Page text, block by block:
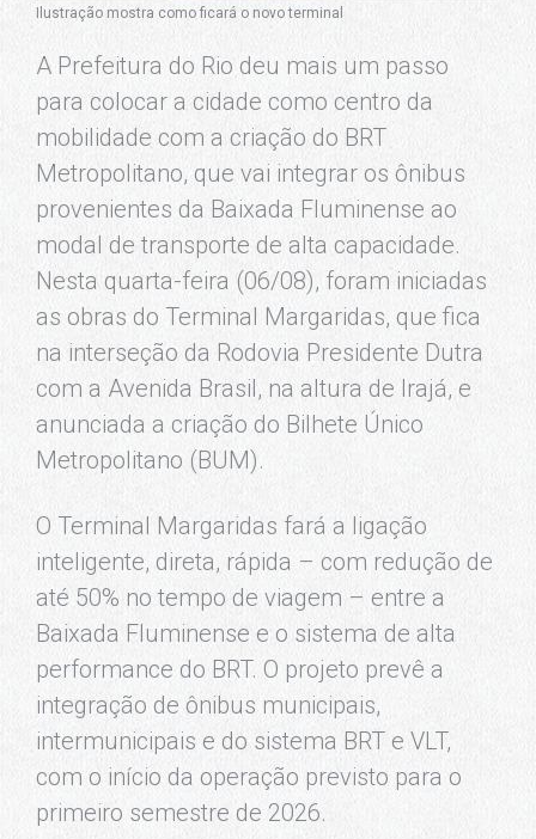
Ilustração mostra como ficará o novo terminal
A Prefeitura do Rio deu mais um passo
para colocar a cidade como centro da
mobilidade com a criação do BRT
Metropolitano, que vai integrar os ônibus
provenientes da Baixada Fluminense ao
modal de transporte de alta capacidade.
Nesta quarta-feira (06/08), foram iniciadas
as obras do Terminal Margaridas, que fica
na interseção da Rodovia Presidente Dutra
com a Avenida Brasil, na altura de Irajá, e
anunciada a criação do Bilhete Único
Metropolitano (BUM).
O Terminal Margaridas fará a ligação
inteligente, direta, rápida – com redução de
até 50% no tempo de viagem – entre a
Baixada Fluminense e o sistema de alta
performance do BRT. O projeto prevê a
integração de ônibus municipais,
intermunicipais e do sistema BRT e VLT,
com o início da operação previsto para o
primeiro semestre de 2026.